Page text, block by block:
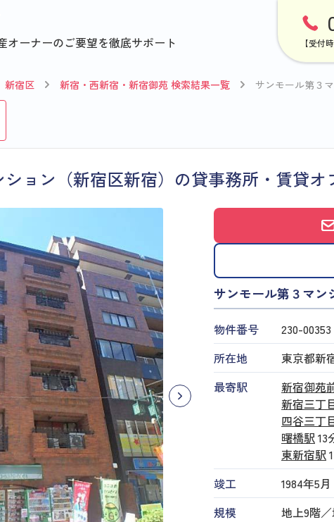
オーナーのご要望を徹底サポート 【受付
新宿区 新宿・西新宿・新宿御苑 検索結果一覧 サンモール第３
ョン（新宿区新宿）の貸事務所・賃貸オ
サンモール第３マン
物件番号
230​-​00353
所在地
東京都新
最寄駅
新宿御苑
新宿三丁
四谷三丁
曙橋駅13
東新宿駅
竣工
1984年5月
規模
地上9階